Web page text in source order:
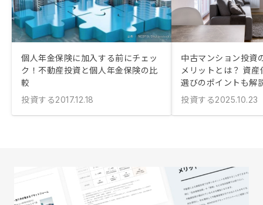
個人年金保険に加入する前にチェッ
ク！不動産投資と個人年金保険の比
較
投資する2017.12.18
中古マンション投資
メリットとは？ 資
選びのポイントも解
投資する2025.10.23